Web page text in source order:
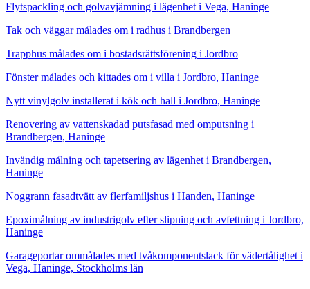
Flytspackling och golvavjämning i lägenhet i Vega, Haninge
Tak och väggar målades om i radhus i Brandbergen
Trapphus målades om i bostadsrättsförening i Jordbro
Fönster målades och kittades om i villa i Jordbro, Haninge
Nytt vinylgolv installerat i kök och hall i Jordbro, Haninge
Renovering av vattenskadad putsfasad med omputsning i
Brandbergen, Haninge
Invändig målning och tapetsering av lägenhet i Brandbergen,
Haninge
Noggrann fasadtvätt av flerfamiljshus i Handen, Haninge
Epoximålning av industrigolv efter slipning och avfettning i Jordbro,
Haninge
Garageportar ommålades med tvåkomponentslack för vädertålighet i
Vega, Haninge, Stockholms län